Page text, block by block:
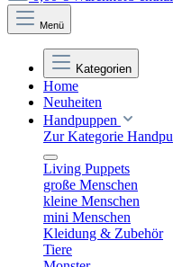
Menü
Kategorien
Home
Neuheiten
Handpuppen
Zur Kategorie
Living Puppets
große Menschen
kleine Menschen
mini Menschen
Kleidung & Zubehör
Tiere